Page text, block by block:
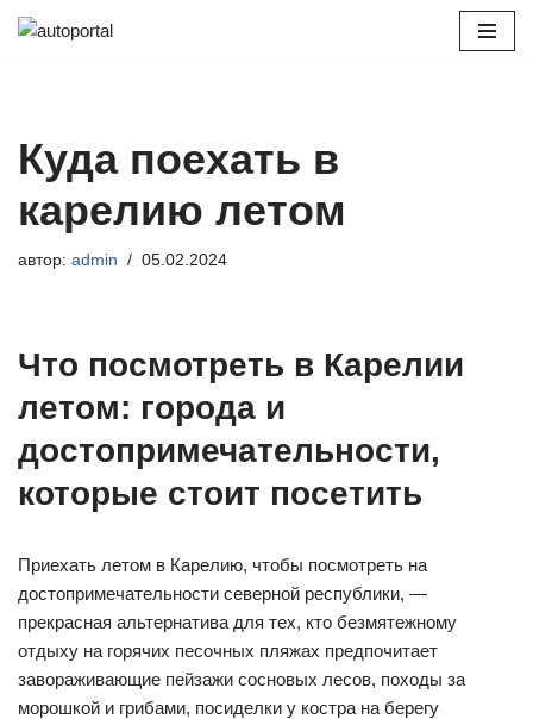
Куда поехать в
карелию летом
автор: admin 05.02.2024
Что посмотреть в Карелии
летом: города и
достопримечательности,
которые стоит посетить
Приехать летом в Карелию, чтобы посмотреть на
достопримечательности северной республики, —
прекрасная альтернатива для тех, кто безмятежному
отдыху на горячих песочных пляжах предпочитает
завораживающие пейзажи сосновых лесов, походы за
морошкой и грибами, посиделки у костра на берегу